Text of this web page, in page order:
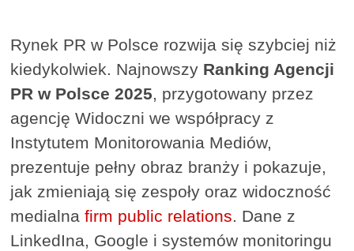
Rynek PR w Polsce rozwija się szybciej niż
kiedykolwiek. Najnowszy Ranking Agencji
PR w Polsce 2025, przygotowany przez
agencję Widoczni we współpracy z
Instytutem Monitorowania Mediów,
prezentuje pełny obraz branży i pokazuje,
jak zmieniają się zespoły oraz widoczność
medialnafirm public relations. Dane z
LinkedIna, Google i systemów monitoringu